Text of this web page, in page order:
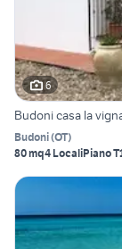
6
Budoni casa la
Budoni(OT)
80 mq4 LocaliPiano T